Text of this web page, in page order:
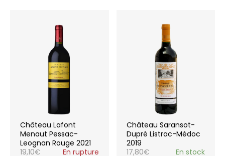
Château Lafont
Menaut Pessac-
Leognan Rouge 2021
19,10€ En rupture
Château Saransot-
Dupré Listrac-Médoc
2019
17,80€ En stock